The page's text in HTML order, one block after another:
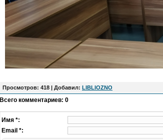
Просмотров: 418 | Добавил: LIBLIOZNO
Всего комментариев: 0
Имя *:
Email *: